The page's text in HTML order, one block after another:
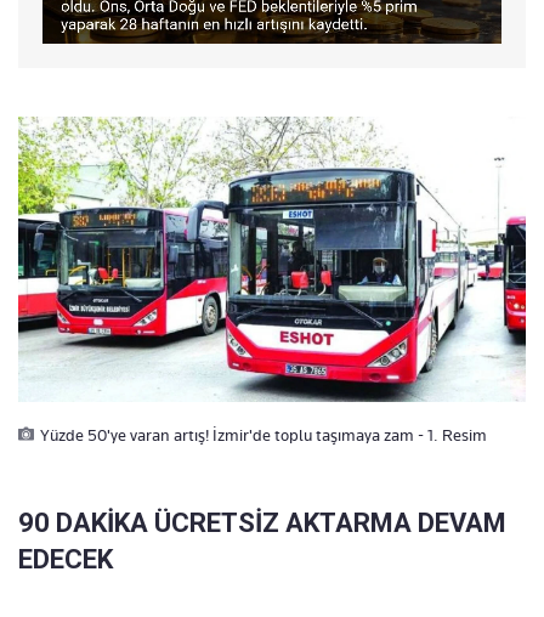
Yüzde 50'ye varan artış! İzmir'de toplu taşımaya zam - 1. Resim
90 DAKİKA ÜCRETSİZ AKTARMA DEVAM
EDECEK